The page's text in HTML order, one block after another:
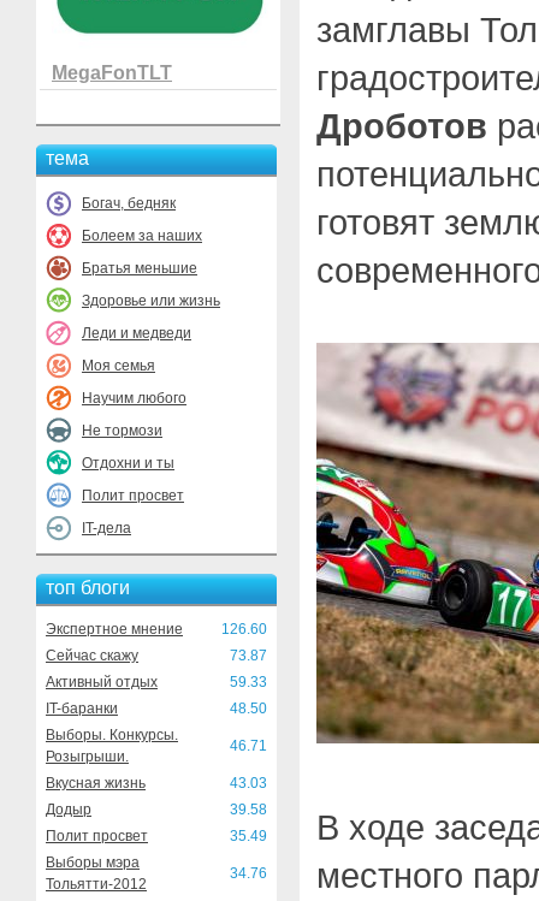
MegaFonTLT
тема
Богач, бедняк
Болеем за наших
Братья меньшие
Здоровье или жизнь
Леди и медведи
Моя семья
Научим любого
Не тормози
Отдохни и ты
Полит просвет
IT-дела
топ блоги
Экспертное мнение
126.60
Сейчас скажу
73.87
Активный отдых
59.33
IT-баранки
48.50
Выборы. Конкурсы.
Розыгрыши.
46.71
Вкусная жизнь
43.03
Додыр
39.58
Полит просвет
35.49
Выборы мэра
Тольятти-2012
34.76
замглавы
Дроботов
готовят
В ходе
местного